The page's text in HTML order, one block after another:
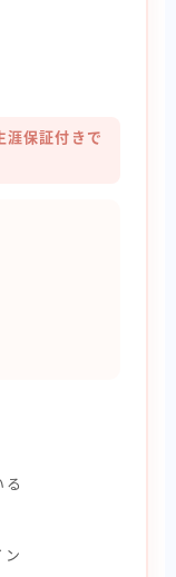
涯保証付きで
る
ン